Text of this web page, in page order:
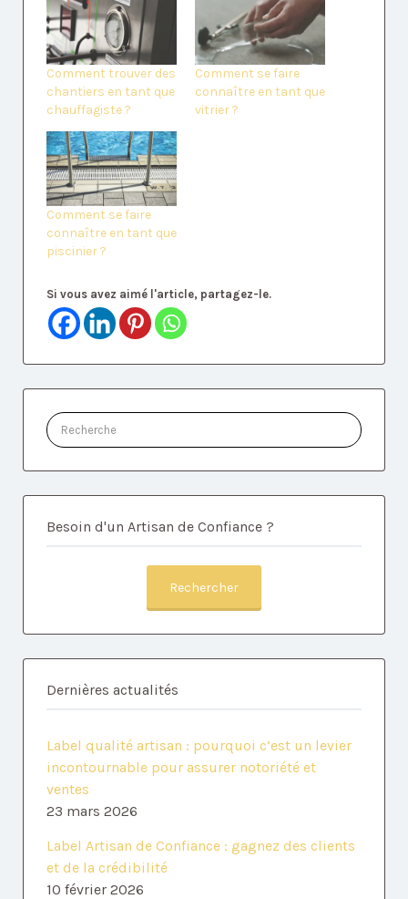
Comment trouver des
chantiers en tant que
chauffagiste ?
Comment se faire
connaître en tant que
vitrier ?
Comment se faire
connaître en tant que
piscinier ?
Si vous avez aimé l'article, partagez-le.
Rechercher:
Besoin d'un Artisan de Confiance ?
Rechercher
Dernières actualités
Label qualité artisan : pourquoi c’est un levier
incontournable pour assurer notoriété et
ventes
23 mars 2026
Label Artisan de Confiance : gagnez des clients
et de la crédibilité
10 février 2026